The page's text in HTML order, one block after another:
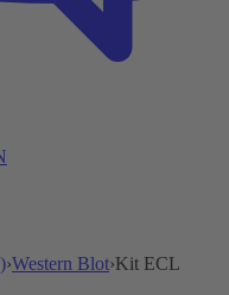
›Western Blot›Kit ECL